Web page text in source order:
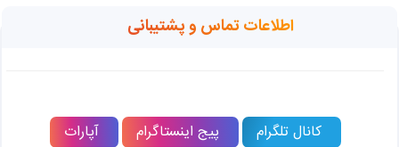
اطلاعات تماس و پشتیبانی
کانال تلگرام پیج اینستاگرام آپارات